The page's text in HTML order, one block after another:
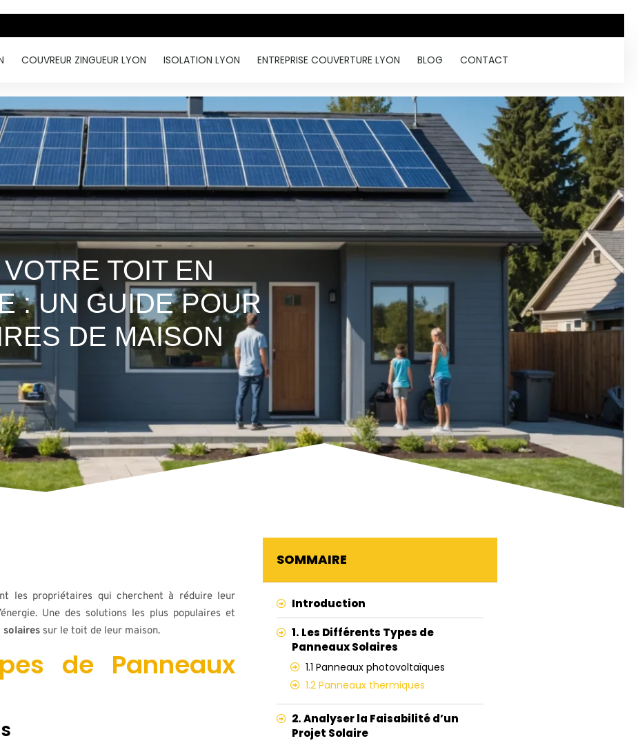
COUVREUR ZINGUEUR LYON ISOLATION LYON ENTREPRISE COUVERTURE LYON BLOG CONTACT
TOIT EN
: UN GUIDE POUR
DE MAISON
les propriétaires qui cherchent à réduire leur
Une des solutions les plus populaires et
solaires sur le toit de leur maison.
de Panneaux
SOMMAIRE
Introduction
1. Les Différents Types de
Panneaux Solaires
1.1 Panneaux photovoltaïques
1.2 Panneaux thermiques
2. Analyser la Faisabilité d’un
Projet Solaire